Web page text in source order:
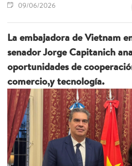
09/06/2026
La embajadora de Vietnam
senador Jorge Capitanich
oportunidades de
comercio,y tecnología.